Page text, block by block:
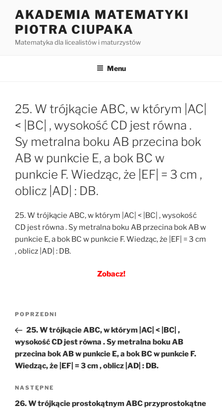
treści
AKADEMIA MATEMATYKI
PIOTRA CIUPAKA
Matematyka dla licealistów i maturzystów
Menu
25. W trójkącie ABC, w którym |AC|
< |BC| , wysokość CD jest równa .
Sy metralna boku AB przecina bok
AB w punkcie E, a bok BC w
punkcie F. Wiedząc, że |EF| = 3 cm ,
oblicz |AD| : DB.
25. W trójkącie ABC, w którym |AC| < |BC| , wysokość
CD jest równa . Sy metralna boku AB przecina bok AB w
punkcie E, a bok BC w punkcie F. Wiedząc, że |EF| = 3 cm
, oblicz |AD| : DB.
Zobacz!
Nawigacja
Poprzedni
wpis
POPRZEDNI
25. W trójkącie ABC, w którym |AC| < |BC| ,
wysokość CD jest równa . Sy metralna boku AB
przecina bok AB w punkcie E, a bok BC w punkcie F.
Wiedząc, że |EF| = 3 cm , oblicz |AD| : DB.
Następny
wpis
NASTĘPNE
26. W trójkącie prostokątnym ABC przyprostokątne